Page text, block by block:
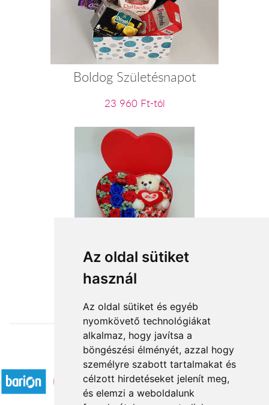
Az oldal sütiket
használ
Az oldal sütiket és egyéb
nyomkövető technológiákat
alkalmaz, hogy javítsa a
böngészési élményét, azzal hogy
személyre szabott tartalmakat és
célzott hirdetéseket jelenít meg,
és elemzi a weboldalunk
Boldog Születésnapot
23 960 Ft-tól
Szívemből szeretettel
15 840 Ft-tól
Elfogadott fizetési módok